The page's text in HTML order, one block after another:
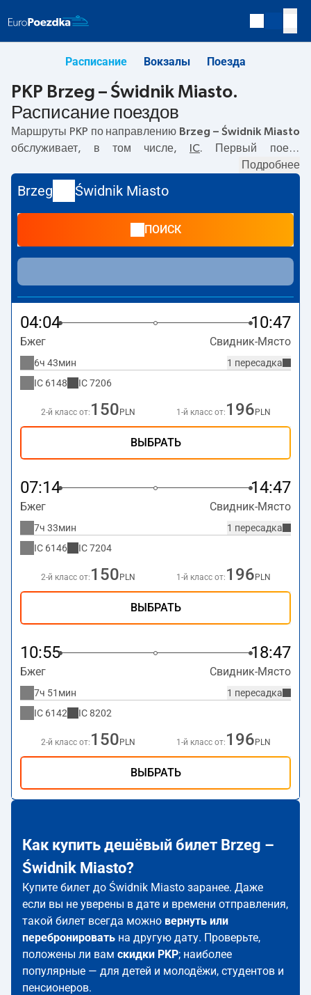
Расписание Вокзалы Поезда
PKP Brzeg – Świdnik Miasto.
Расписание поездов
Маршруты PKP по направлению Brzeg – Świdnik Miasto
обслуживает, в том числе,
IC. Первый поезд
поезд до Świdnik Miasto отправляется в 10:55. По
маршруту
Brzeg –Świdnik Miasto
поезда:- предлагают более низкую цену билета и, как
правило, более долгое время в пути. Поезд заканчивает
маршрут на станции Świdnik Miasto.
Подробнее
Brzeg Świdnik Miasto
ПОИСК
04:04 10:47
Бжег Свидник-Място
1 пересадка
6ч 43мин
IC 6148 IC7206
2-й класс от: 150 PLN 1-й класс от: 196 PLN
ВЫБРАТЬ
07:14 14:47
Бжег Свидник-Място
1 пересадка
7ч 33мин
IC 6146 IC7204
2-й класс от: 150 PLN 1-й класс от: 196 PLN
ВЫБРАТЬ
10:55 18:47
Бжег Свидник-Място
1 пересадка
7ч 51мин
IC 6142 IC8202
2-й класс от: 150 PLN 1-й класс от: 196 PLN
ВЫБРАТЬ
Как купить дешёвый билет Brzeg –
Świdnik Miasto?
Купите билет до Świdnik Miasto заранее. Даже
если вы не уверены в дате и времени отправления,
такой билет всегда можно вернуть или
перебронировать на другую дату. Проверьте,
положены ли вам скидки PKP; наиболее
популярные — для детей и молодёжи, студентов и
пенсионеров.